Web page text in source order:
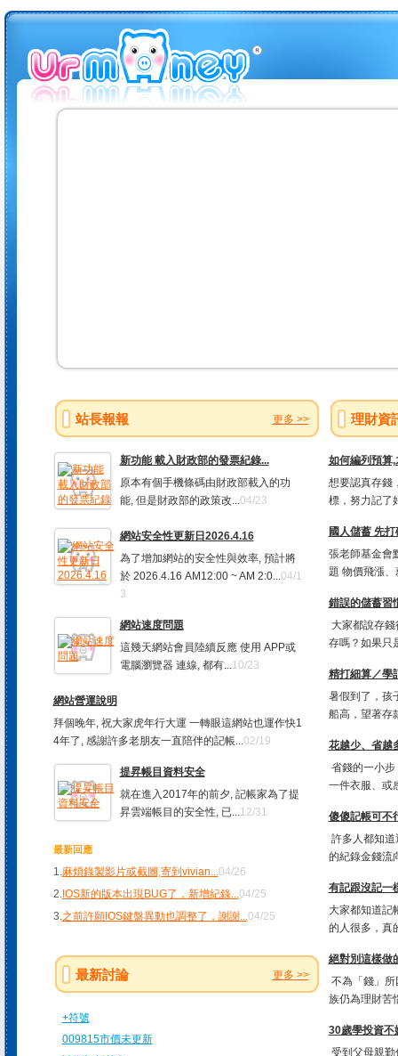
站長報報 更多 >>
新功能 載入財政部的發票紀錄...
原本有個手機條碼由財政部載入的功
能, 但是財政部的政策改...04/23
網站安全性更新日2026.4.16
為了增加網站的安全性與效率, 預計將
於 2026.4.16 AM12:00 ~ AM 2:0...04/1
3
網站速度問題
這幾天網站會員陸續反應 使用 APP或
電腦瀏覽器 連線, 都有...10/23
網站營運說明
拜個晚年, 祝大家虎年行大運 一轉眼這網站也運作快1
4年了, 感謝許多老朋友一直陪伴的記帳...02/19
提昇帳目資料安全
就在進入2017年的前夕, 記帳家為了提
昇雲端帳目的安全性, 已...12/31
最新回應
1.麻煩錄製影片或截圖,寄到vivian...04/26
2.IOS新的版本出現BUG了，新增紀錄...04/25
3.之前許願IOS鍵盤異動也調整了，謝謝...04/25
最新討論 更多 >>
+符號
009815市價未更新
理財資
如何編列預算
想要認真存錢
標，努力記了
國人儲蓄 先
張老師基金會
題 物價飛漲
錯誤的儲蓄習
大家都說存
存嗎？如果只
精打細算／學
暑假到了，孩
船高，望著存
花越少、省越
省錢的一小
一件衣服、或
傻傻記帳可不
許多人都知
的紀錄金錢流
有記跟沒記一
大家都知道記
的人很多，真
絕對別這樣做
不為「錢」
族仍為理財苦
30歲學投資不
受到父母親